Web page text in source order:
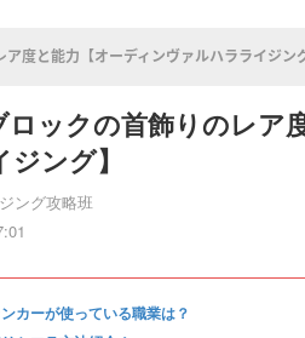
度と能力【オーディンヴァルハラライジング
ロックの首飾りのレア
ング】
ング攻略班
カーが使っている職業は？